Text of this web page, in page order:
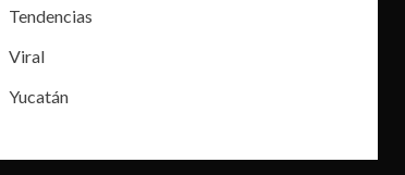
Tendencias
Viral
Yucatán